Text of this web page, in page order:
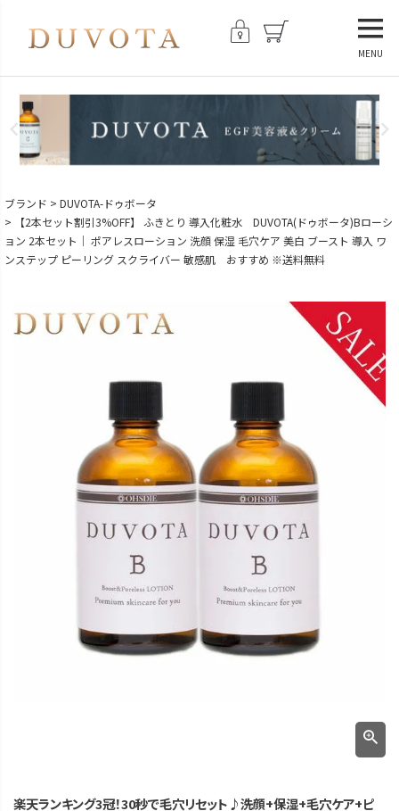
MENU
ブランド
DUVOTA-ドゥボータ
【2本セット割引3%OFF】 ふきとり 導入化粧水 DUVOTA(ドゥボータ)Bローシ
ョン 2本セット｜ ポアレスローション 洗顔 保湿 毛穴ケア 美白 ブースト 導入 ワ
ンステップ ピーリング スクライバー 敏感肌 おすすめ ※送料無料
楽天ランキング3冠！30秒で毛穴リセット♪洗顔+保湿+毛穴ケア+ピ